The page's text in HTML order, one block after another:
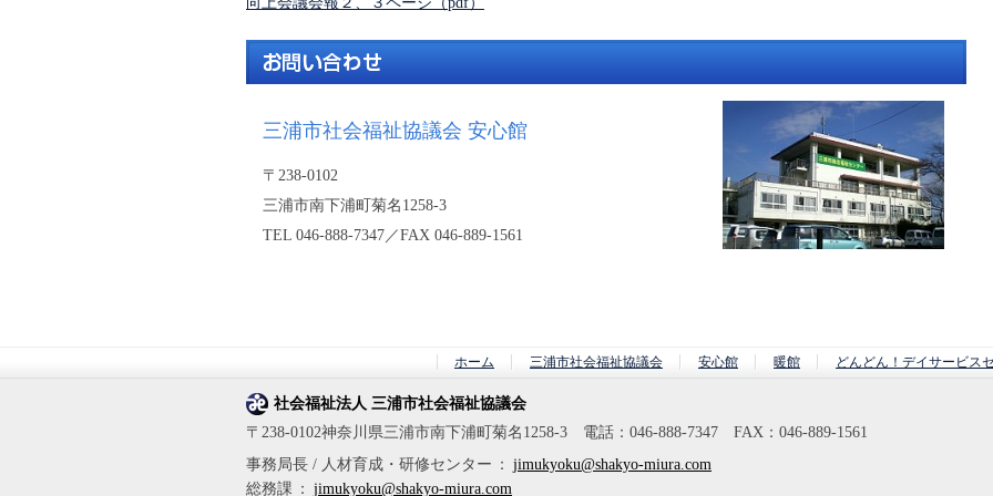
三浦市社会福祉協議会 安心館
〒238-0102
三浦市南下浦町菊名1258-3
TEL 046-888-7347／FAX 046-889-1561
ホーム 三浦市社会福祉協議会 安心館 暖館 どんどん！デイサービス
社会福祉法人 三浦市社会福祉協議会
〒238-0102神奈川県三浦市南下浦町菊名1258-3 電話：046-888-7347 FAX：046-889-1561
事務局長 / 人材育成・研修センター ： jimukyoku@shakyo-miura.com
総務課 ： jimukyoku@shakyo-miura.com